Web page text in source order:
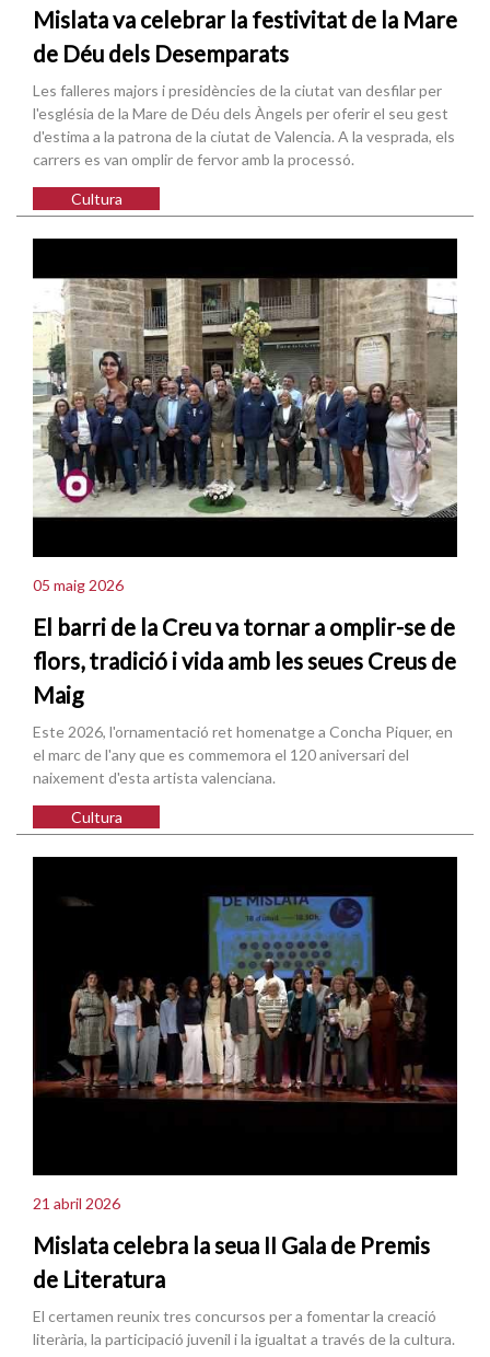
Mislata va celebrar la festivitat de la Mare
de Déu dels Desemparats
Les falleres majors i presidències de la ciutat van desfilar per
l'església de la Mare de Déu dels Àngels per oferir el seu gest
d'estima a la patrona de la ciutat de Valencia. A la vesprada, els
carrers es van omplir de fervor amb la processó.
Cultura
05 maig 2026
El barri de la Creu va tornar a omplir-se de
flors, tradició i vida amb les seues Creus de
Maig
Este 2026, l'ornamentació ret homenatge a Concha Piquer, en
el marc de l'any que es commemora el 120 aniversari del
naixement d'esta artista valenciana.
Cultura
21 abril 2026
Mislata celebra la seua II Gala de Premis
de Literatura
El certamen reunix tres concursos per a fomentar la creació
literària, la participació juvenil i la igualtat a través de la cultura.